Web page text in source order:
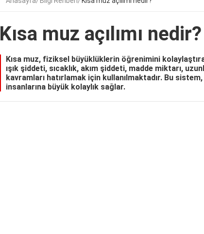
Kısa muz açılımı nedir?
Kısa muz, fiziksel büyüklüklerin öğrenimini
ışık şiddeti, sıcaklık, akım şiddeti, madde miktarı,
kavramları hatırlamak için kullanılmaktadır. Bu
insanlarına büyük kolaylık sağlar.